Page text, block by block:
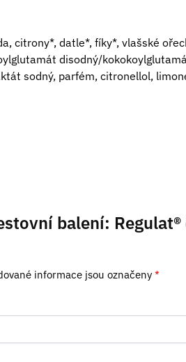
citrony*, datle*, fíky*, vlašské
disodný/
sodný, parfém, citronellol,
balení:
informace jsou označeny *